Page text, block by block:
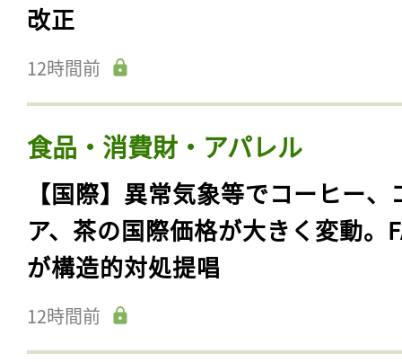
改正
12時間前
食品・消費財・アパレル
【国際】異常気象等でコーヒー、
ア、茶の国際価格が大きく変動。
が構造的対処提唱
12時間前